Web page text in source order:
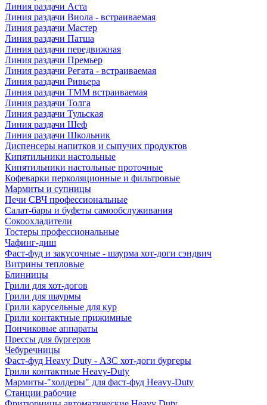
Линия раздачи Аста
Линия раздачи Виола - встраиваемая
Линия раздачи Мастер
Линия раздачи Патша
Линия раздачи передвижная
Линия раздачи Премьер
Линия раздачи Регата - встраиваемая
Линия раздачи Ривьера
Линия раздачи ТММ встраиваемая
Линия раздачи Толга
Линия раздачи Тульская
Линия раздачи Шеф
Линия раздачи Школьник
Диспенсеры напитков и сыпучих продуктов
Кипятильники настольные
Кипятильники настольные проточные
Кофеварки перколяционные и фильтровые
Мармиты и супницы
Печи СВЧ профессиональные
Салат-бары и буфеты самообслуживания
Сокоохладители
Тостеры профессиональные
Чафинг-диш
Фаст-фуд и закусочные - шаурма хот-доги сэндвич
Витрины тепловые
Блинницы
Грили для хот-догов
Грили для шаурмы
Грили карусельные для кур
Грили контактные прижимные
Пончиковые аппараты
Прессы для бургеров
Чебуречницы
Фаст-фуд Heavy Duty - АЗС хот-доги бургеры
Грили контактные Heavy-Duty
Мармиты-"холдеры" для фаст-фуд Heavy-Duty
Станции рабочие